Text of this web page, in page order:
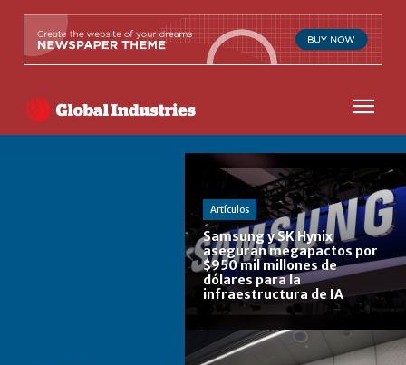
Artículos
Samsung y SK Hynix
aseguran megapactos por
$950 mil millones de
dólares para la
infraestructura de IA